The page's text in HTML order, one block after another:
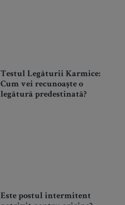
Testul Legăturii Karmice:
Cum vei recunoaște o
legătură predestinată?
Este postul intermitent